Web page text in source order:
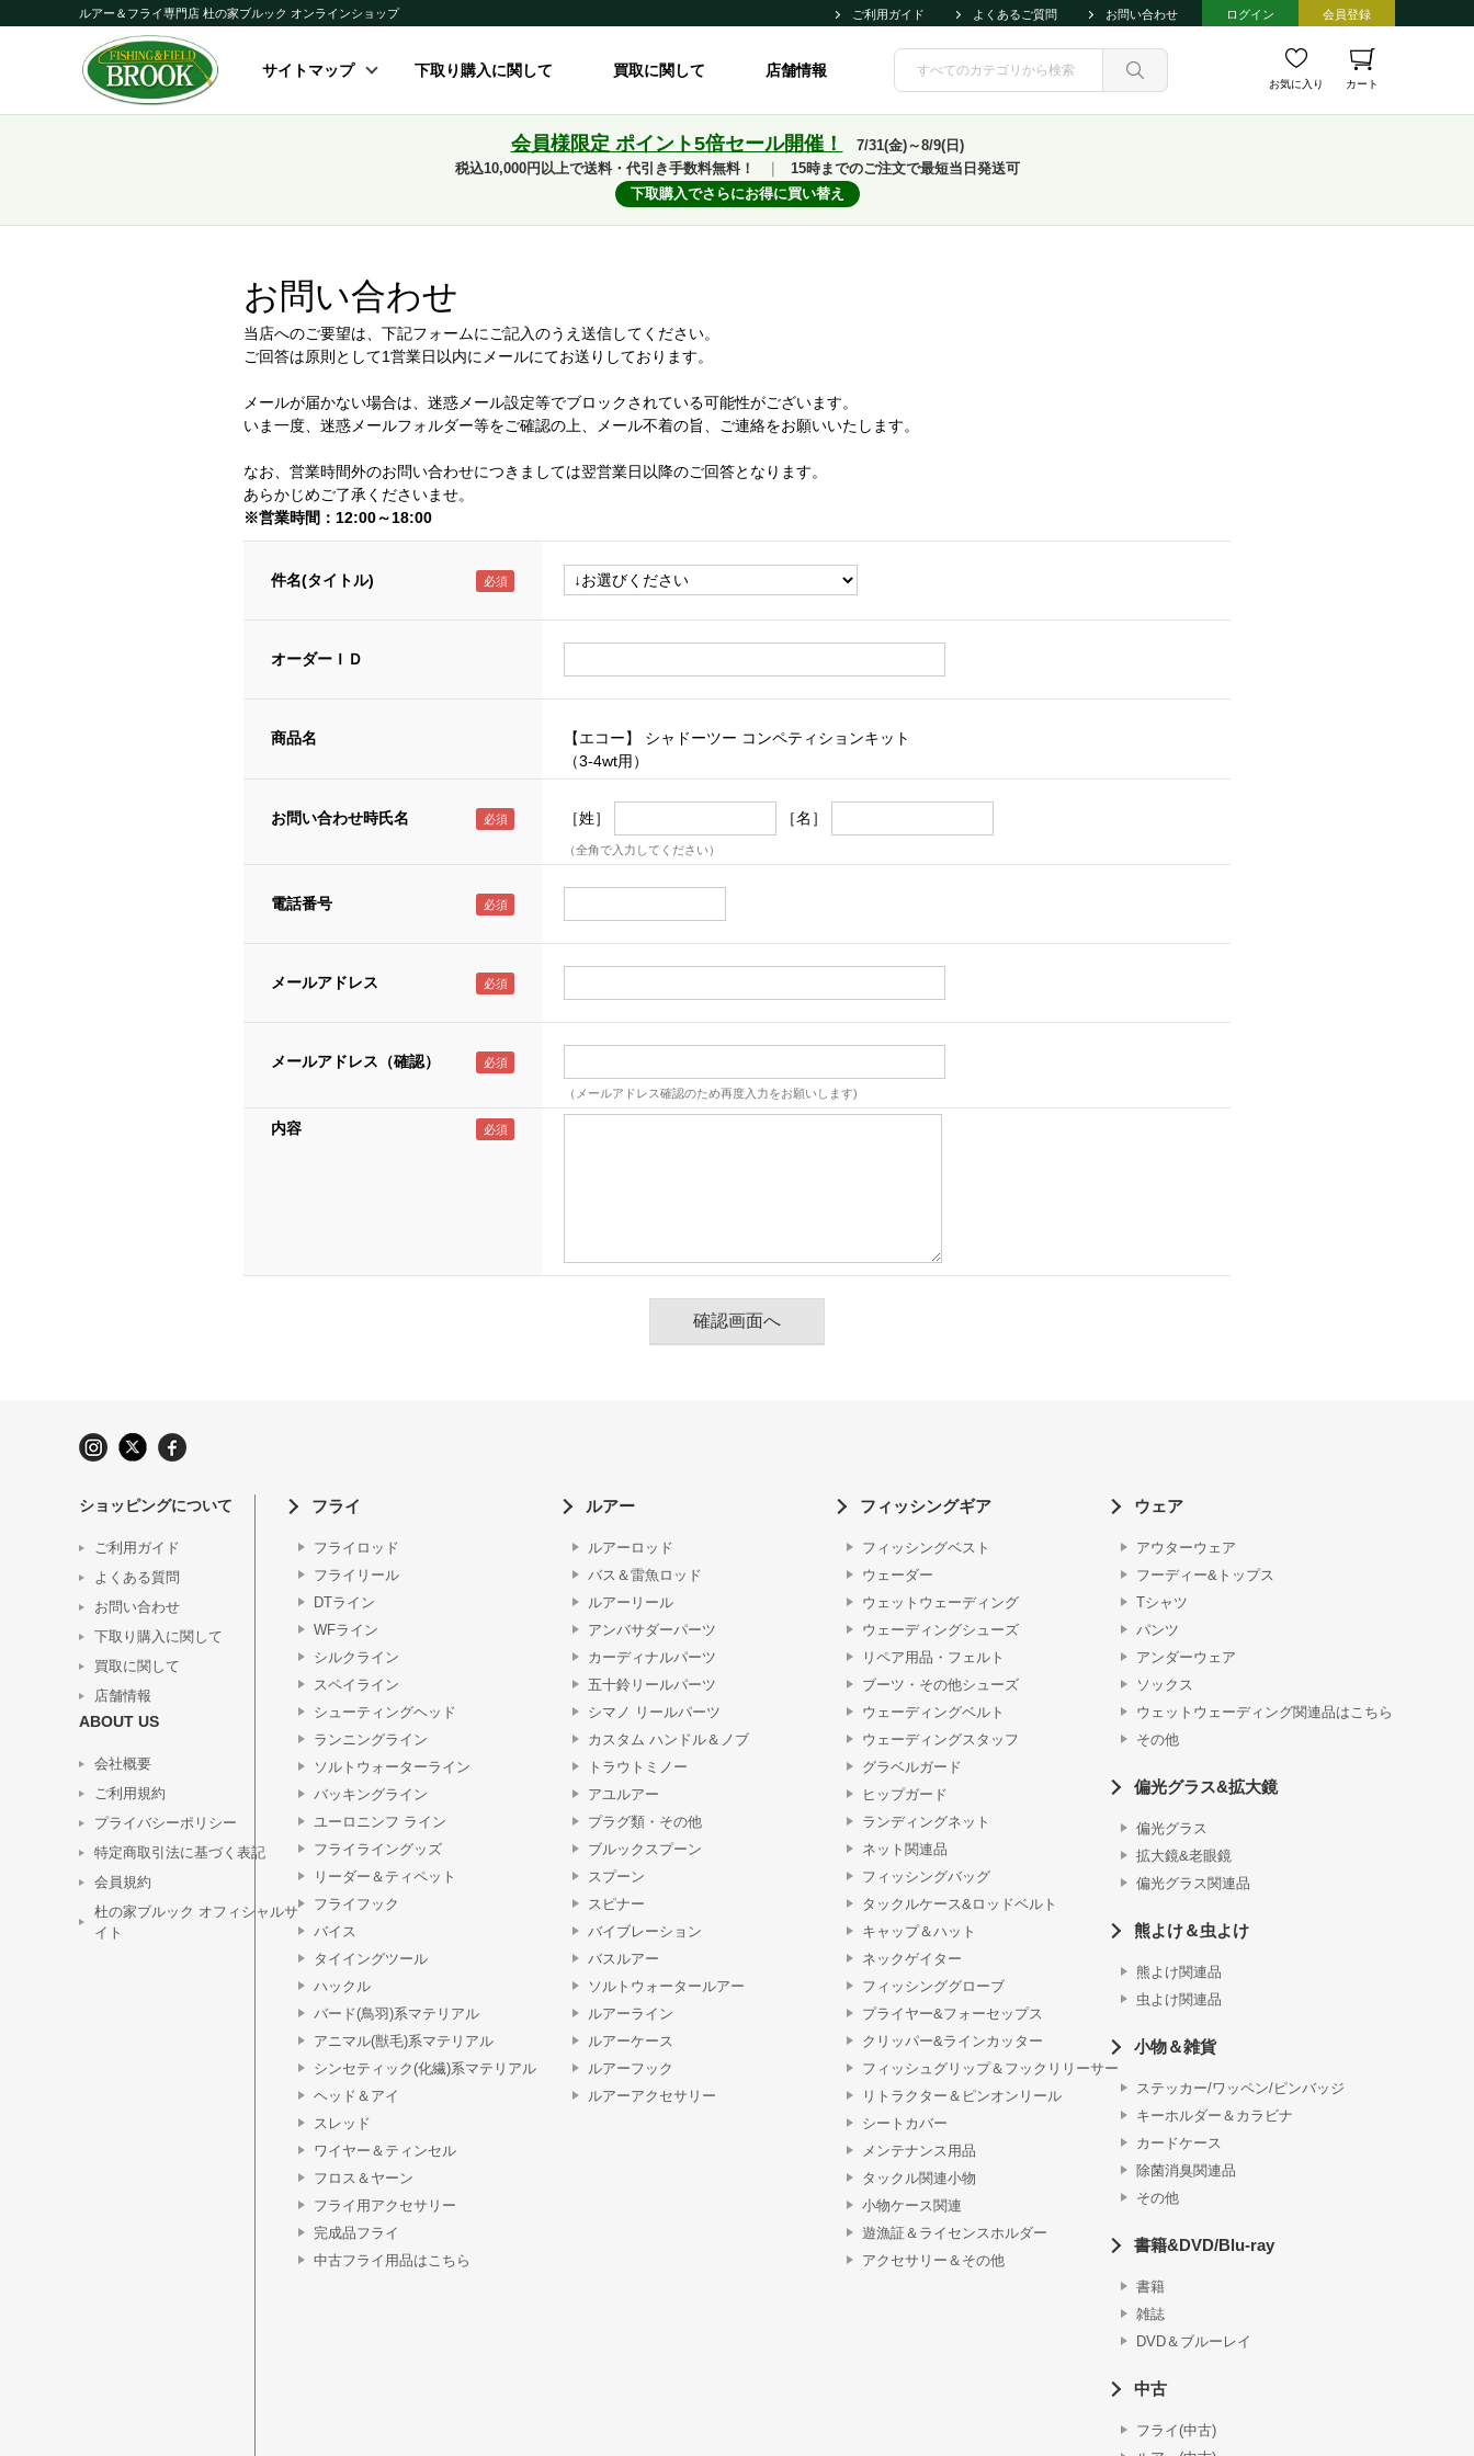
ルアー＆フライ専門店 杜の家ブルック オンラインショップ ご利用ガイド よくあるご質問 お問い合わせ ログイン 会員登録
サイトマップ 下取り購入に関して 買取に関して 店舗情報
お気に入り カート
会員様限定 ポイント5倍セール開催！
7/31(金)～8/9(日)
税込10,000円以上で送料・代引き手数料無料！
15時までのご注文で最短当日発送可
下取購入でさらにお得に買い替え
お問い合わせ
当店へのご要望は、下記フォームにご記入のうえ送信してください。
ご回答は原則として1営業日以内にメールにてお送りしております。
メールが届かない場合は、迷惑メール設定等でブロックされている可能性がございます。
いま一度、迷惑メールフォルダー等をご確認の上、メール不着の旨、ご連絡をお願いいたします。
なお、営業時間外のお問い合わせにつきましては翌営業日以降のご回答となります。
あらかじめご了承くださいませ。
※営業時間：12:00～18:00
件名(タイトル)
オーダーＩＤ
商品名
【エコー】 シャドーツー コンペティションキット
（3-4wt用）
お問い合わせ時氏名 ［姓］ ［名］
（全角で入力してください）
電話番号
メールアドレス
メールアドレス（確認）
（メールアドレス確認のため再度入力をお願いします)
内容
ショッピングについて
ご利用ガイド
よくある質問
お問い合わせ
下取り購入に関して
買取に関して
店舗情報
ABOUT US
会社概要
ご利用規約
プライバシーポリシー
特定商取引法に基づく表記
会員規約
杜の家ブルック オフィシャルサ
イト
フライ
フライロッド
フライリール
DTライン
WFライン
シルクライン
スペイライン
シューティングヘッド
ランニングライン
ソルトウォーターライン
バッキングライン
ユーロニンフ ライン
フライライングッズ
リーダー＆ティペット
フライフック
バイス
タイイングツール
ハックル
バード(鳥羽)系マテリアル
アニマル(獣毛)系マテリアル
シンセティック(化繊)系マテリアル
ヘッド＆アイ
スレッド
ワイヤー＆ティンセル
フロス＆ヤーン
フライ用アクセサリー
完成品フライ
中古フライ用品はこちら
ルアー
ルアーロッド
バス＆雷魚ロッド
ルアーリール
アンバサダーパーツ
カーディナルパーツ
五十鈴リールパーツ
シマノ リールパーツ
カスタム ハンドル＆ノブ
トラウトミノー
アユルアー
プラグ類・その他
ブルックスプーン
スプーン
スピナー
バイブレーション
バスルアー
ソルトウォータールアー
ルアーライン
ルアーケース
ルアーフック
ルアーアクセサリー
フィッシングギア
フィッシングベスト
ウェーダー
ウェットウェーディング
ウェーディングシューズ
リペア用品・フェルト
ブーツ・その他シューズ
ウェーディングベルト
ウェーディングスタッフ
グラベルガード
ヒップガード
ランディングネット
ネット関連品
フィッシングバッグ
タックルケース&ロッドベルト
キャップ＆ハット
ネックゲイター
フィッシンググローブ
プライヤー&フォーセップス
クリッパー&ラインカッター
フィッシュグリップ＆フックリリーサー
リトラクター＆ピンオンリール
シートカバー
メンテナンス用品
タックル関連小物
小物ケース関連
遊漁証＆ライセンスホルダー
アクセサリー＆その他
ウェア
アウターウェア
フーディー&トップス
Tシャツ
パンツ
アンダーウェア
ソックス
ウェットウェーディング関連品はこちら
その他
偏光グラス&拡大鏡
偏光グラス
拡大鏡&老眼鏡
偏光グラス関連品
熊よけ＆虫よけ
熊よけ関連品
虫よけ関連品
小物＆雑貨
ステッカー/ワッペン/ピンバッジ
キーホルダー＆カラビナ
カードケース
除菌消臭関連品
その他
書籍&DVD/Blu-ray
書籍
雑誌
DVD＆ブルーレイ
中古
フライ(中古)